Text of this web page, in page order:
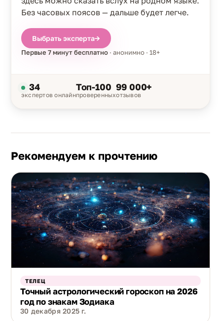
Без часовых поясов — дальше будет легче.
Выбрать эксперта→
Первые 7 минут бесплатно · анонимно · 18+
34
экспертов онлайн
Топ-100
проверенных
99 000+
отзывов
Рекомендуем к прочтению
ТЕЛЕЦ
Точный астрологический гороскоп на 2026
год по знакам Зодиака
30 декабря 2025 г.